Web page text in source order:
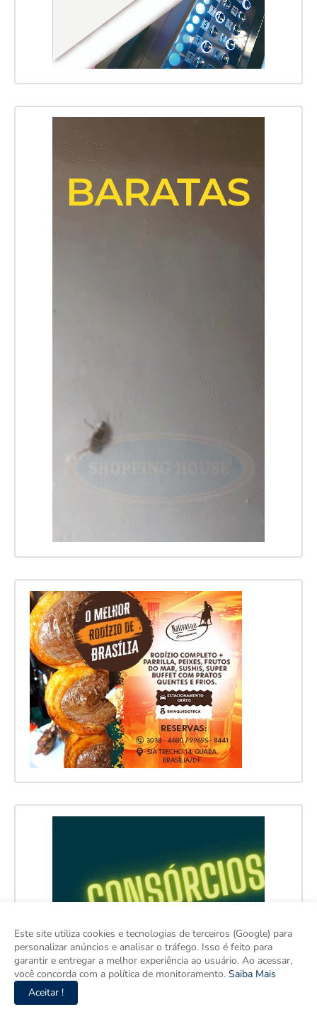
Este site utiliza cookies e tecnologias de terceiros (Google) para
personalizar anúncios e analisar o tráfego. Isso é feito para
garantir e entregar a melhor experiência ao usuário. Ao acessar,
você concorda com a política de monitoramento. Saiba Mais
Aceitar !